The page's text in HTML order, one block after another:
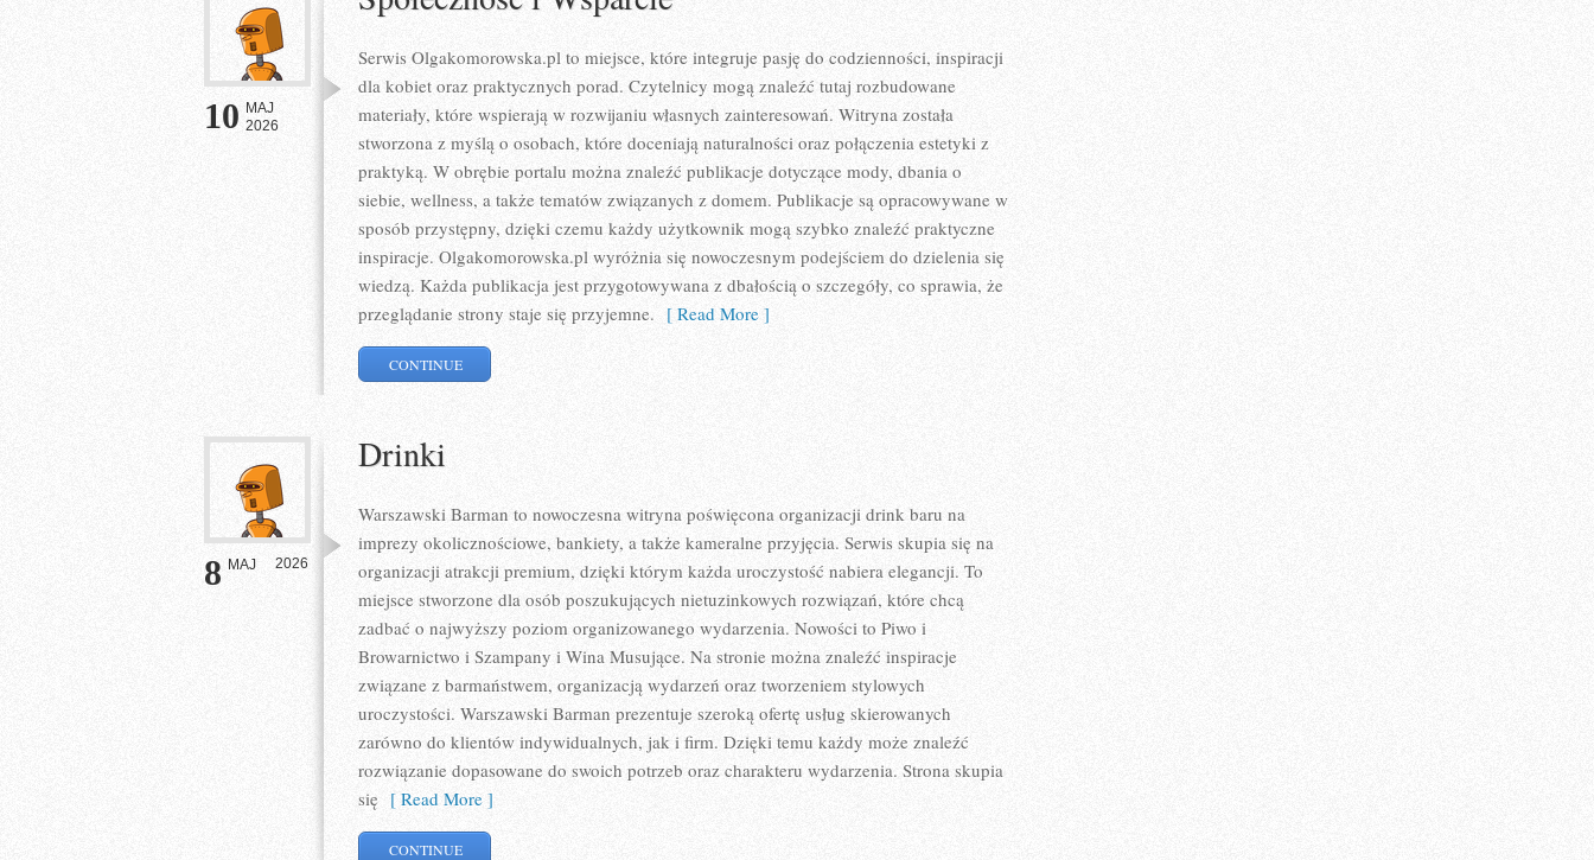
10 MAJ
2026
Serwis Olgakomorowska.pl to miejsce, które integruje pasję do codzienności, inspiracji
dla kobiet oraz praktycznych porad. Czytelnicy mogą znaleźć tutaj rozbudowane
materiały, które wspierają w rozwijaniu własnych zainteresowań. Witryna została
stworzona z myślą o osobach, które doceniają naturalności oraz połączenia estetyki z
praktyką. W obrębie portalu można znaleźć publikacje dotyczące mody, dbania o
siebie, wellness, a także tematów związanych z domem. Publikacje są opracowywane w
sposób przystępny, dzięki czemu każdy użytkownik mogą szybko znaleźć praktyczne
inspiracje. Olgakomorowska.pl wyróżnia się nowoczesnym podejściem do dzielenia się
wiedzą. Każda publikacja jest przygotowywana z dbałością o szczegóły, co sprawia, że
przeglądanie strony staje się przyjemne. [ Read More ]
CONTINUE
8 MAJ 2026
Drinki
Warszawski Barman to nowoczesna witryna poświęcona organizacji drink baru na
imprezy okolicznościowe, bankiety, a także kameralne przyjęcia. Serwis skupia się na
organizacji atrakcji premium, dzięki którym każda uroczystość nabiera elegancji. To
miejsce stworzone dla osób poszukujących nietuzinkowych rozwiązań, które chcą
zadbać o najwyższy poziom organizowanego wydarzenia. Nowości to Piwo i
Browarnictwo i Szampany i Wina Musujące. Na stronie można znaleźć inspiracje
związane z barmaństwem, organizacją wydarzeń oraz tworzeniem stylowych
uroczystości. Warszawski Barman prezentuje szeroką ofertę usług skierowanych
zarówno do klientów indywidualnych, jak i firm. Dzięki temu każdy może znaleźć
rozwiązanie dopasowane do swoich potrzeb oraz charakteru wydarzenia. Strona skupia
się [ Read More ]
CONTINUE